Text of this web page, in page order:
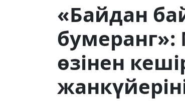
«Байдан
бумеранг»:
өзінен